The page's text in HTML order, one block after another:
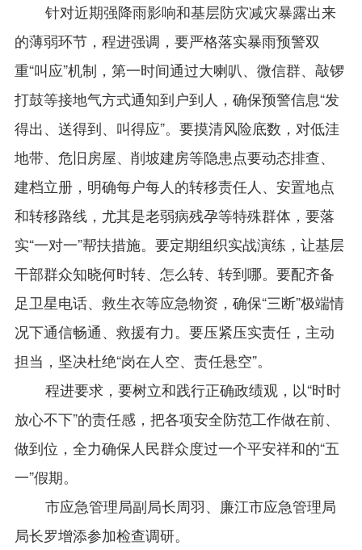
针对近期强降雨影响和基层防灾减灾暴露出来
的薄弱环节，程进强调，要严格落实暴雨预警双
重“叫应”机制，第一时间通过大喇叭、微信群、敲锣
打鼓等接地气方式通知到户到人，确保预警信息“发
得出、送得到、叫得应”。要摸清风险底数，对低洼
地带、危旧房屋、削坡建房等隐患点要动态排查、
建档立册，明确每户每人的转移责任人、安置地点
和转移路线，尤其是老弱病残孕等特殊群体，要落
实“一对一”帮扶措施。要定期组织实战演练，让基层
干部群众知晓何时转、怎么转、转到哪。要配齐备
足卫星电话、救生衣等应急物资，确保“三断”极端情
况下通信畅通、救援有力。要压紧压实责任，主动
担当，坚决杜绝“岗在人空、责任悬空”。
程进要求，要树立和践行正确政绩观，以“时时
放心不下”的责任感，把各项安全防范工作做在前、
做到位，全力确保人民群众度过一个平安祥和的“五
一”假期。
市应急管理局副局长周羽、廉江市应急管理局
局长罗增添参加检查调研。